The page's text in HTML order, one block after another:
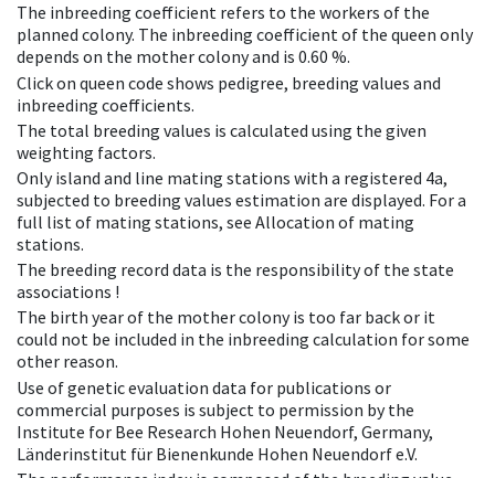
The inbreeding coefficient refers to the workers of the
planned colony. The inbreeding coefficient of the queen only
depends on the mother colony and is 0.60 %.
Click on queen code shows pedigree, breeding values and
inbreeding coefficients.
The total breeding values is calculated using the given
weighting factors.
Only island and line mating stations with a registered 4a,
subjected to breeding values estimation are displayed. For a
full list of mating stations, see Allocation of mating
stations.
The breeding record data is the responsibility of the state
associations !
The birth year of the mother colony is too far back or it
could not be included in the inbreeding calculation for some
other reason.
Use of genetic evaluation data for publications or
commercial purposes is subject to permission by the
Institute for Bee Research Hohen Neuendorf, Germany,
Länderinstitut für Bienenkunde Hohen Neuendorf e.V.